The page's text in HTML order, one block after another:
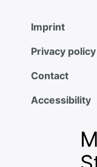
Imprint
Privacy policy
Contact
Accessibility